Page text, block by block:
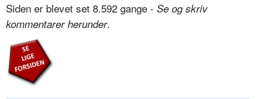
Siden er blevet set 8.592 gange - Se og skriv
kommentarer herunder.